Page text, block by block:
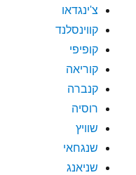
צ'ינגדאו
קווינסלנד
קופיפי
קוריאה
קנברה
רוסיה
שוויץ
שנגחאי
שניאנג